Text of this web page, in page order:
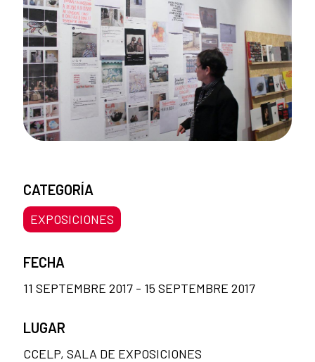
CATEGORÍA
EXPOSICIONES
FECHA
11 SEPTEMBRE 2017 - 15 SEPTEMBRE 2017
LUGAR
CCELP, SALA DE EXPOSICIONES